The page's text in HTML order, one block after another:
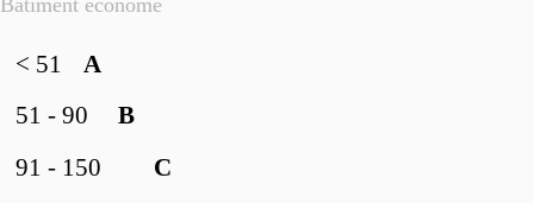
A
< 51
B
51 - 90
C
91 - 150